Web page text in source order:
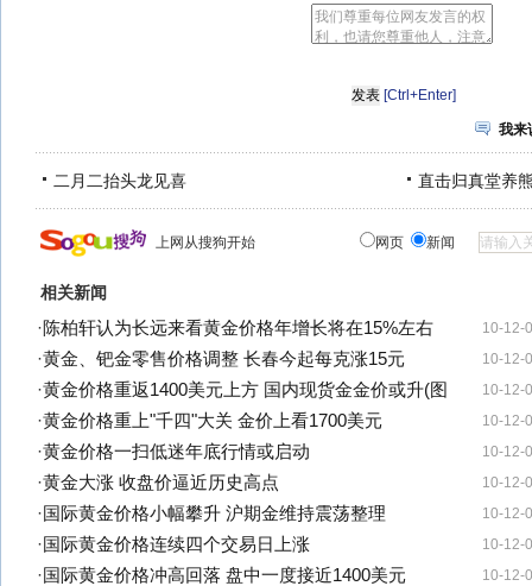
[Ctrl+Enter]
我来
二月二抬头龙见喜 直击归真堂养
上网从搜狗开始 网页 新闻
相关新闻
10-12-
·陈柏轩认为长远来看黄金价格年增长将在15%左右
10-12-
·黄金、钯金零售价格调整 长春今起每克涨15元
10-12-
·黄金价格重返1400美元上方 国内现货金金价或升(图
10-12-
·黄金价格重上"千四"大关 金价上看1700美元
10-12-
·黄金价格一扫低迷年底行情或启动
10-12-
·黄金大涨 收盘价逼近历史高点
10-12-
· 国际黄金价格小幅攀升 沪期金维持震荡整理
10-12-
· 国际黄金价格连续四个交易日上涨
10-12-
· 国际黄金价格冲高回落 盘中一度接近1400美元